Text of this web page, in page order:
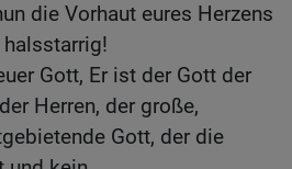
die Vorhaut eures Herzens
Gott, Er ist der Gott der
Herren, der große,
Gott, der die